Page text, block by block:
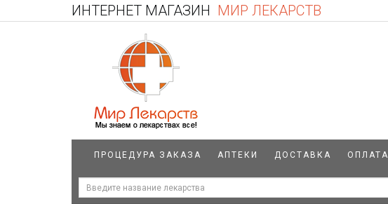
ИНТЕРНЕТ МАГАЗИН МИР ЛЕКАРСТВ
ПРОЦЕДУРА ЗАКАЗА АПТЕКИ ДОСТАВКА ОПЛАТА